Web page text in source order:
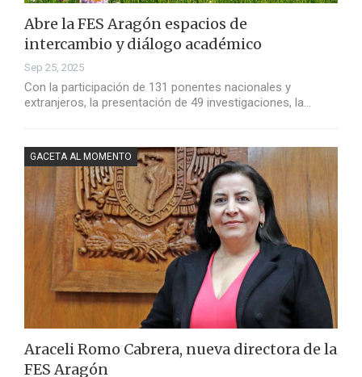
Abre la FES Aragón espacios de
intercambio y diálogo académico
Sep 25, 2025
Con la participación de 131 ponentes nacionales y
extranjeros, la presentación de 49 investigaciones, la…
GACETA AL MOMENTO
Araceli Romo Cabrera, nueva directora de la
FES Aragón